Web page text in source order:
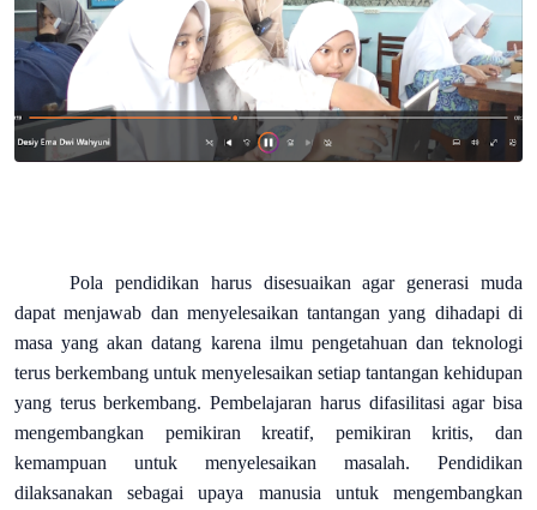
Pola pendidikan harus disesuaikan agar generasi muda
dapat menjawab dan menyelesaikan tantangan yang dihadapi di
masa yang akan datang karena ilmu pengetahuan dan teknologi
terus berkembang untuk menyelesaikan setiap tantangan kehidupan
yang terus berkembang. Pembelajaran harus difasilitasi agar bisa
mengembangkan pemikiran kreatif, pemikiran kritis, dan
kemampuan untuk menyelesaikan masalah. Pendidikan
dilaksanakan sebagai upaya manusia untuk mengembangkan